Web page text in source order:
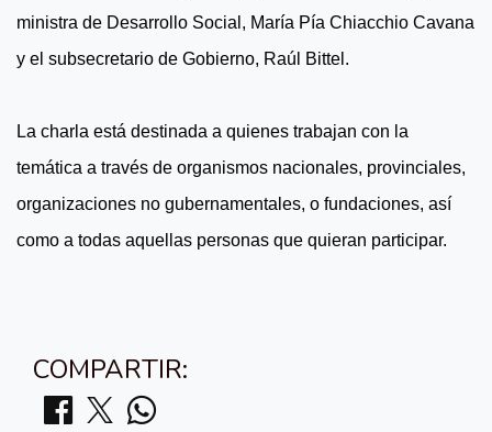
ministra de Desarrollo Social, María Pía Chiacchio Cavana
y el subsecretario de Gobierno, Raúl Bittel.
La charla está destinada a quienes trabajan con la
temática a través de organismos nacionales, provinciales,
organizaciones no gubernamentales, o fundaciones, así
como a todas aquellas personas que quieran participar.
COMPARTIR: